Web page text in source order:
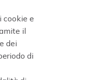
cookie e
il
dei
di